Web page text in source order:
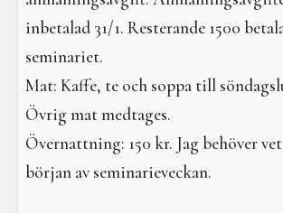
inbetalad 31/1. Resterande 1500
seminariet.
Mat: Kaffe, te och soppa till
Övrig mat medtages.
Övernattning: 150 kr. Jag behöver
början av seminarieveckan.